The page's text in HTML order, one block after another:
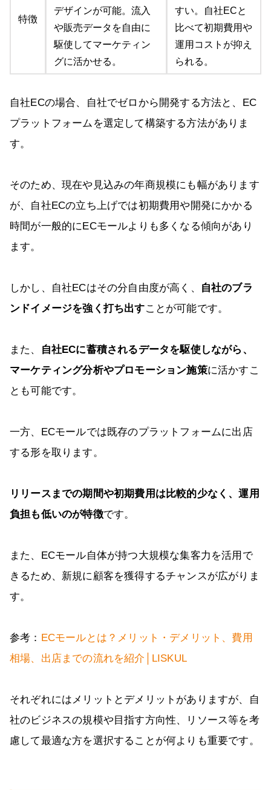
特徴
デザインが可能。流入
や販売データを自由に
駆使してマーケティン
グに活かせる。
すい。自社ECと
比べて初期費用や
運用コストが抑え
られる。
自社ECの場合、自社でゼロから開発する方法と、EC
プラットフォームを選定して構築する方法がありま
す。
そのため、現在や見込みの年商規模にも幅があります
が、自社ECの立ち上げでは初期費用や開発にかかる
時間が一般的にECモールよりも多くなる傾向があり
ます。
しかし、自社ECはその分自由度が高く、
自社のブラ
ンドイメージを強く打ち出すことが可能です。
また、
自社ECに蓄積されるデータを駆使しながら、
マーケティング分析やプロモーション施策に活かすこ
とも可能です。
一方、ECモールでは既存のプラットフォームに出店
する形を取ります。
リリースまでの期間や初期費用は比較的少なく、運用
負担も低いのが特徴です。
また、ECモール自体が持つ大規模な集客力を活用で
きるため、新規に顧客を獲得するチャンスが広がりま
す。
参考： ECモールとは？メリット・デメリット、費用
相場、出店までの流れを紹介│LISKUL
それぞれにはメリットとデメリットがありますが、自
社のビジネスの規模や目指す方向性、リソース等を考
慮して最適な方を選択することが何よりも重要です。